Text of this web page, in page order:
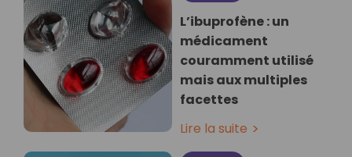
L’ibuprofène : un
médicament
couramment utilisé
mais aux multiples
facettes
Lire la suite